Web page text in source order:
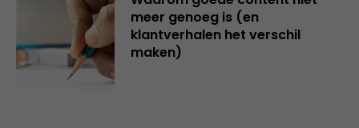
meer genoeg is (en
klantverhalen het verschil
maken)